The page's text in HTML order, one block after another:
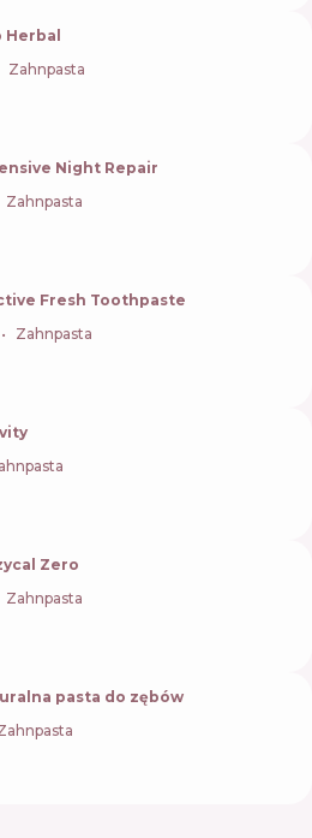
Herbal
Zahnpasta
Night Repair
Zahnpasta
Fresh Toothpaste
Zahnpasta
Zero
Zahnpasta
pasta do zębów